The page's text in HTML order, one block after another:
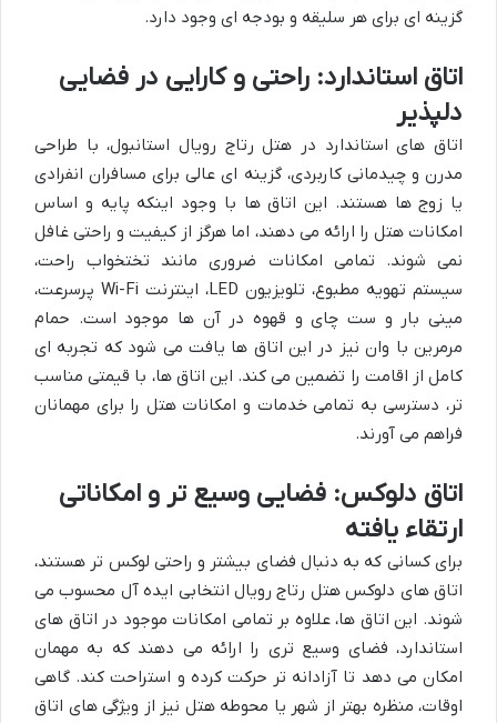
گزینه ای برای هر سلیقه و بودجه ای وجود دارد.
اتاق استاندارد: راحتی و کارایی در فضایی
دلپذیر
اتاق های استاندارد در هتل رتاج رویال استانبول، با طراحی
مدرن و چیدمانی کاربردی، گزینه ای عالی برای مسافران انفرادی
یا زوج ها هستند. این اتاق ها با وجود اینکه پایه و اساس
امکانات هتل را ارائه می دهند، اما هرگز از کیفیت و راحتی غافل
نمی شوند. تمامی امکانات ضروری مانند تختخواب راحت،
سیستم تهویه مطبوع، تلویزیون LED، اینترنت Wi-Fi پرسرعت،
مینی بار و ست چای و قهوه در آن ها موجود است. حمام
مرمرین با وان نیز در این اتاق ها یافت می شود که تجربه ای
کامل از اقامت را تضمین می کند. این اتاق ها، با قیمتی مناسب
تر، دسترسی به تمامی خدمات و امکانات هتل را برای مهمانان
فراهم می آورند.
اتاق دلوکس: فضایی وسیع تر و امکاناتی
ارتقاء یافته
برای کسانی که به دنبال فضای بیشتر و راحتی لوکس تر هستند،
اتاق های دلوکس هتل رتاج رویال انتخابی ایده آل محسوب می
شوند. این اتاق ها، علاوه بر تمامی امکانات موجود در اتاق های
استاندارد، فضای وسیع تری را ارائه می دهند که به مهمان
امکان می دهد تا آزادانه تر حرکت کرده و استراحت کند. گاهی
اوقات، منظره بهتر از شهر یا محوطه هتل نیز از ویژگی های اتاق